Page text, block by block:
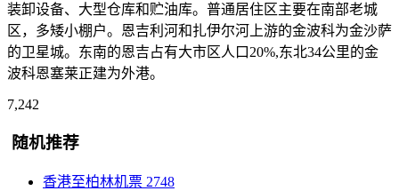
装卸设备、大型仓库和贮油库。普通居住区主要在南部老城
区，多矮小棚户。恩吉利河和扎伊尔河上游的金波科为金沙萨
的卫星城。东南的恩吉占有大市区人口20%,东北34公里的金
波科恩塞莱正建为外港。
7,242
随机推荐
香港至柏林机票 2748